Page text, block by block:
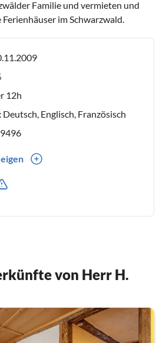
Familie und vermieten und
im Schwarzwald.
12h
Deutsch, Englisch, Französisch
von Herr H.